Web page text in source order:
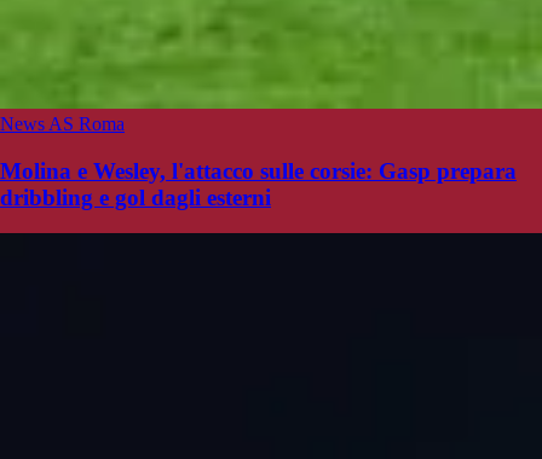
News AS Roma
Molina e Wesley, l'attacco sulle corsie: Gasp prepara
dribbling e gol dagli esterni